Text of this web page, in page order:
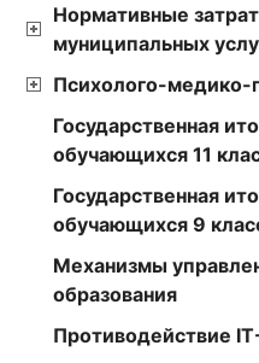
Нормативные
муниципальных
Психолого-медико-
Государственная
обучающихся 11
Государственная
обучающихся 9
Механизмы
образования
Противодействие